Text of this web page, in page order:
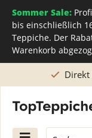
Sommer Sale:
bis einschließlich
Teppiche. Der
Warenkorb
Direkt